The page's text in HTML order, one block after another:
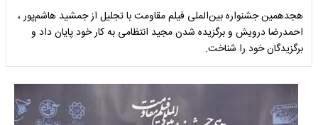
هجدهمین جشنواره بین‌الملی فیلم‌ مقاومت با تجلیل از جمشید هاشم‌پور ،
احمدرضا درویش و برگزیده شدن مجید انتظامی به کار خود پایان داد و
برگزیدگان خود را شناخت.